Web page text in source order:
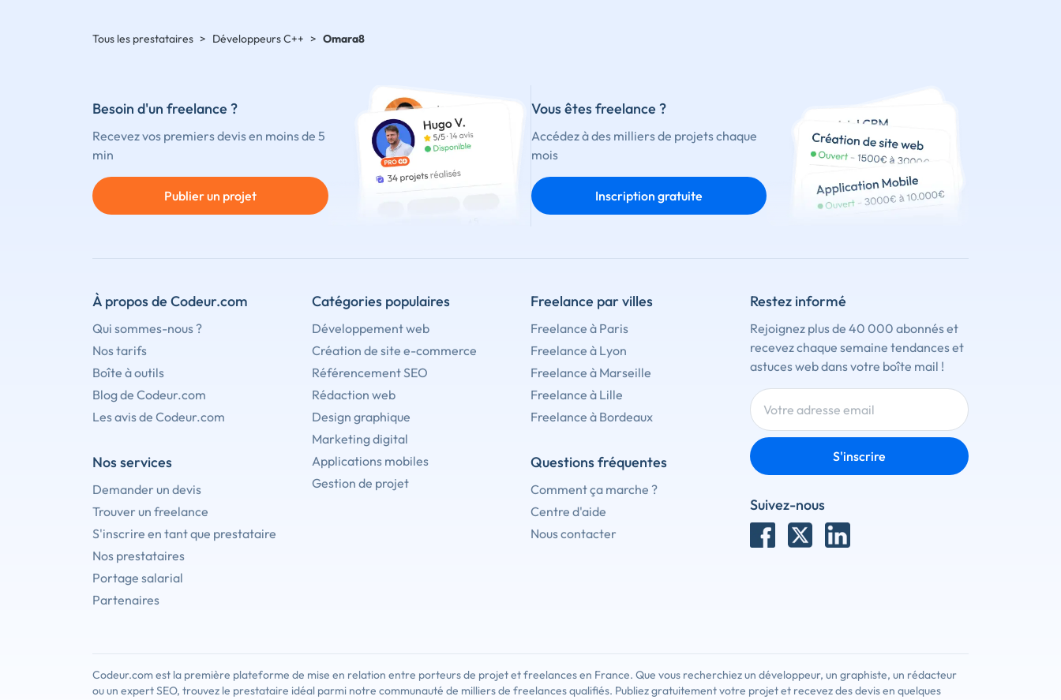
Tous les prestataires > Développeurs C++ > Omara8
Besoin d'un freelance ?
Recevez vos premiers devis en moins de 5
min
Publier un projet
Vous êtes freelance ?
Accédez à des milliers de projets chaque
mois
Inscription gratuite
À propos de Codeur.com
Qui sommes-nous ?
Nos tarifs
Boîte à outils
Blog de Codeur.com
Les avis de Codeur.com
Nos services
Demander un devis
Trouver un freelance
S'inscrire en tant que prestataire
Nos prestataires
Portage salarial
Partenaires
Catégories populaires
Développement web
Création de site e-commerce
Référencement SEO
Rédaction web
Design graphique
Marketing digital
Applications mobiles
Gestion de projet
Freelance par villes
Freelance à Paris
Freelance à Lyon
Freelance à Marseille
Freelance à Lille
Freelance à Bordeaux
Questions fréquentes
Comment ça marche ?
Centre d'aide
Nous contacter
Restez informé
Rejoignez plus de 40 000 abonnés et
recevez chaque semaine tendances et
astuces web dans votre boîte mail !
S'inscrire
Suivez-nous
Codeur.com est la première plateforme de mise en relation entre porteurs de projet et freelances en France. Que vous recherchiez un développeur, un graphiste, un rédacteur
ou un expert SEO, trouvez le prestataire idéal parmi notre communauté de milliers de freelances qualifiés. Publiez gratuitement votre projet et recevez des devis en quelques